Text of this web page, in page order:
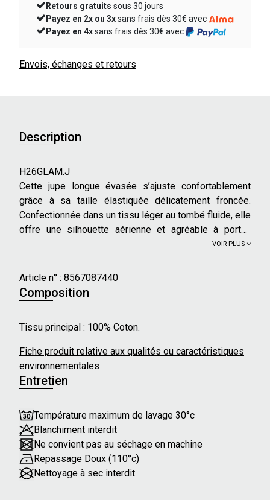
Retours gratuits
sous 30 jours
Payez en 2x ou 3x
sans frais dès 30€ avec
Payez en 4x
sans frais dès 30€ avec
Envois, échanges et retours
Description
H26GLAM.J
Cette jupe longue évasée s’ajuste confortablement
grâce à sa taille élastiquée délicatement froncée.
Confectionnée dans un tissu léger au tombé fluide, elle
offre une silhouette aérienne et agréable à porter,
Caractéristiques principales :
- Longueur : Longue
- Coupe : Evasée
- Poches latérales
Nos mannequins mesurent en moyenne 173 cm et
portent une taille 36 ou 46.
VOIR PLUS
Article n° : 8567087440
Composition
Tissu principal : 100% Coton.
Fiche produit relative aux qualités ou caractéristiques
environnementales
Entretien
Température maximum de lavage 30°c
Blanchiment interdit
Ne convient pas au séchage en machine
Repassage Doux (110°c)
Nettoyage à sec interdit